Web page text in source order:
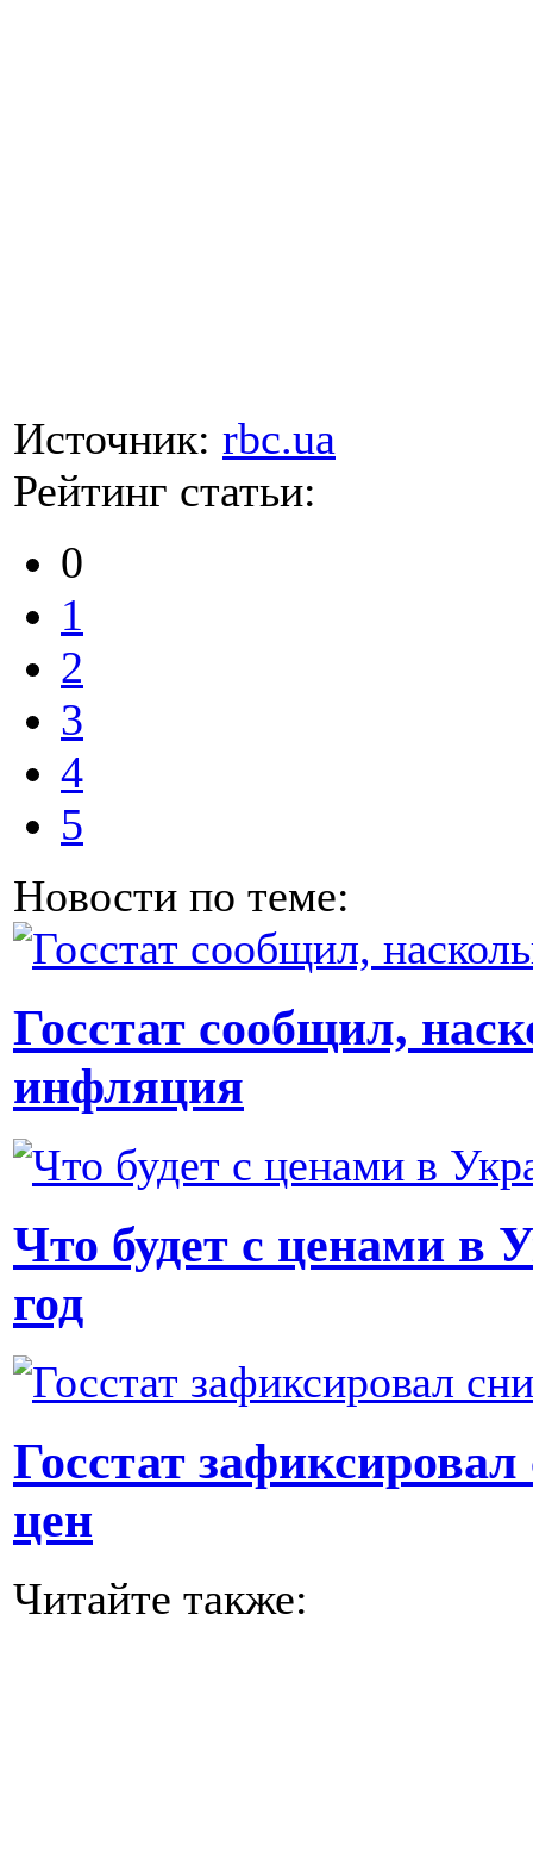
Источник: rbc.ua
Рейтинг статьи:
0
1
2
3
4
5
Новости по теме:
Госстат сообщил,
инфляция
Что будет с ценами в
год
Госстат
цен
Читайте также: